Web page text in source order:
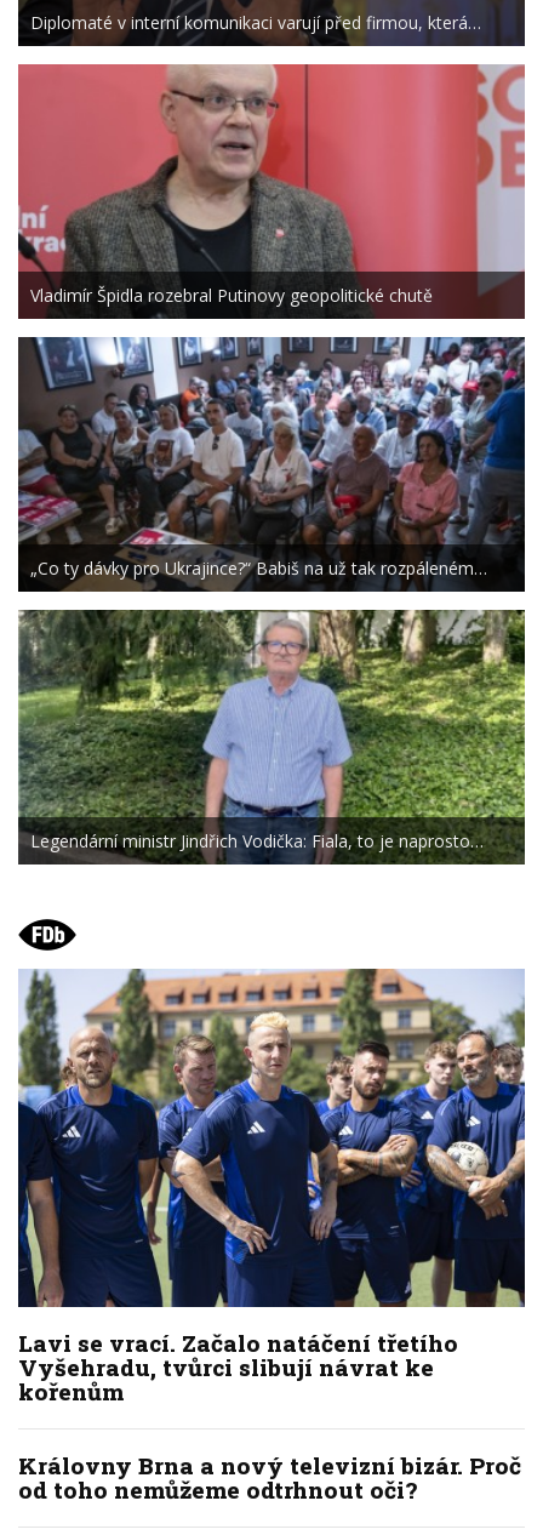
Diplomaté v interní komunikaci varují před firmou, která…
Vladimír Špidla rozebral Putinovy geopolitické chutě
„Co ty dávky pro Ukrajince?“ Babiš na už tak rozpáleném…
Legendární ministr Jindřich Vodička: Fiala, to je naprosto…
Lavi se vrací. Začalo natáčení třetího
Vyšehradu, tvůrci slibují návrat ke
kořenům
Královny Brna a nový televizní bizár. Proč
od toho nemůžeme odtrhnout oči?